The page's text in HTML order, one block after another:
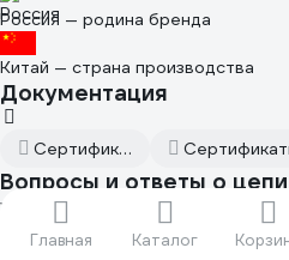
Главная Каталог
Россия — родина бренда
Китай — страна производства
Документация
Сертификат дилера
Вопросы и ответы о цепи
VXL93PRO-50 St-180
Марат